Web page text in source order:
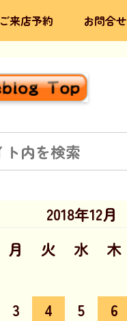
ご来店予約 お問合せ
2018年12月
月 火 水 木
3 4 5 6